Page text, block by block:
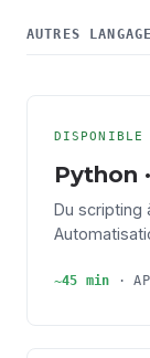
AUTRES
Python
Du scripting
~45 min ·